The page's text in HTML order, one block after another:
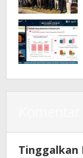
Tinggalkan